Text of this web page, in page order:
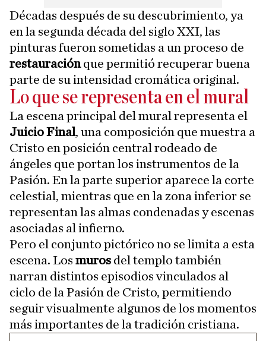
Décadas después de su descubrimiento, ya
en la segunda década del siglo XXI, las
pinturas fueron sometidas a un proceso de
restauraciónque permitió recuperar buena
parte de su intensidad cromática original.
Lo que se representa en el mural
La escena principal del mural representa el
Juicio Final, una composición que muestra a
Cristo en posición central rodeado de
ángeles que portan los instrumentos de la
Pasión. En la parte superior aparece la corte
celestial, mientras que en la zona inferior se
representan las almas condenadas y escenas
asociadas al infierno.
Pero el conjunto pictórico no se limita a esta
escena. Los muros del templo también
narran distintos episodios vinculados al
ciclo de la Pasión de Cristo, permitiendo
seguir visualmente algunos de los momentos
más importantes de la tradición cristiana.